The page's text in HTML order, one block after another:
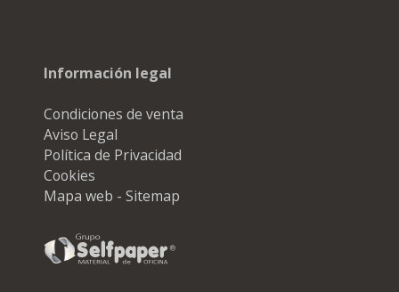
Información legal
Condiciones de venta
Aviso Legal
Política de Privacidad
Cookies
Mapa web - Sitemap